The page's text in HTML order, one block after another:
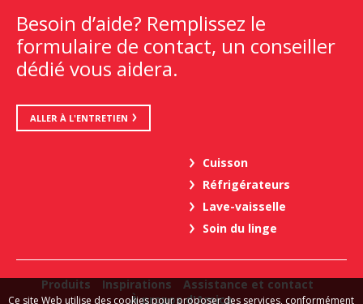
Besoin d’aide? Remplissez le
formulaire de contact, un conseiller
dédié vous aidera.
ALLER À L'ENTRETIEN
Cuisson
Réfrigérateurs
Lave-vaisselle
Soin du linge
Produits Inspirations
Assistance et contact
À propos d'Amica
Ce site Web utilise des cookies pour proposer des services, conformément